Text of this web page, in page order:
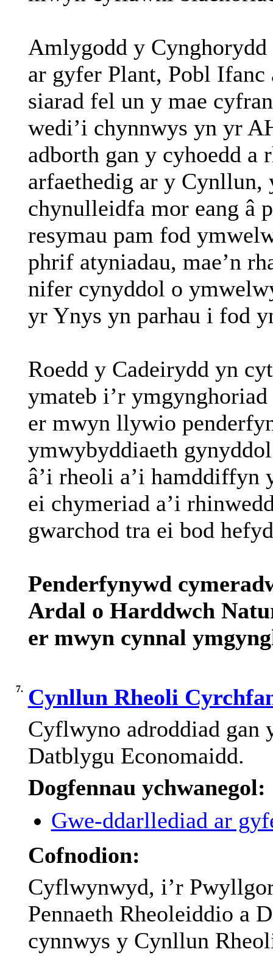
Amlygodd y
ar gyfer Plant, Pobl Ifanc
siarad fel un y mae
wedi’i chynnwys yn yr
adborth gan y cyhoedd a
arfaethedig ar y
chynulleidfa mor eang â
resymau pam fod
phrif atyniadau, mae’n
nifer cynyddol o
yr Ynys yn parhau i fod
Roedd y Cadeirydd yn
ymateb i’r
er mwyn llywio
ymwybyddiaeth
â’i rheoli a’i hamddiffyn
ei chymeriad a’i
gwarchod tra ei bod
Penderfynywd
Ardal o Harddwch
er mwyn cynnal
7. Cynllun Rheoli
Cyflwyno adroddiad gan
Datblygu Economaidd.
Dogfennau ychwanegol:
Gwe-ddarllediad ar
Cofnodion:
Cyflwynwyd, i’r
Pennaeth Rheoleiddio a
cynnwys y Cynllun